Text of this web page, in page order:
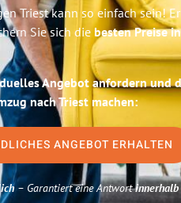
Triest kann so einfach sein!
Sie sich die besten Preise
Angebot anfordern und
nach Triest machen:
ANGEBOT ERHALTEN
– Garantiert eine Antwortinnerhalb